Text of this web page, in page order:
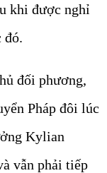
khi được nghỉ
đó.
đối phương,
Pháp đôi lúc
Kylian
vẫn phải tiếp